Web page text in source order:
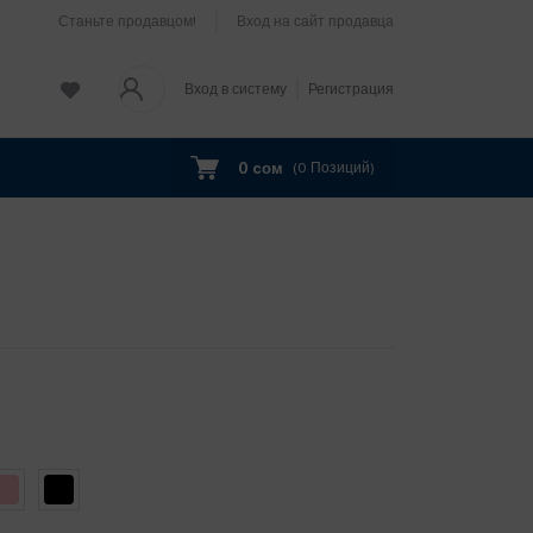
Станьте продавцом! Вход на сайт продавца
Вход в систему Регистрация
0 cом (0 Позиций)